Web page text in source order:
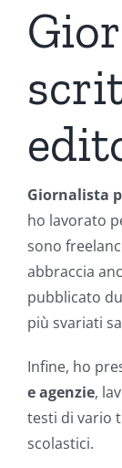
Giornalista
ho lavorato
sono
abbraccia
pubblicato
più svariati
Infine, ho
e agenzie,
testi di vario
scolastici.